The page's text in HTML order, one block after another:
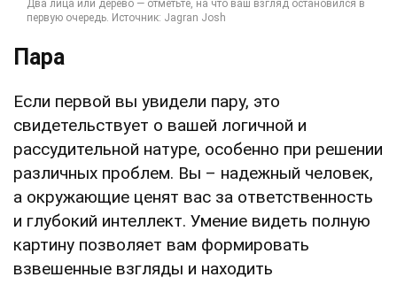
Пара
Если первой вы увидели пару, это
свидетельствует о вашей логичной и
рассудительной натуре, особенно при решении
различных проблем. Вы – надежный человек,
а окружающие ценят вас за ответственность
и глубокий интеллект. Умение видеть полную
картину позволяет вам формировать
взвешенные взгляды и находить